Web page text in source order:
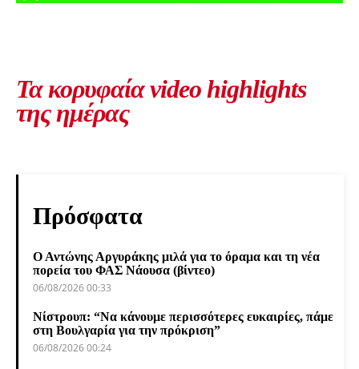
Τα κορυφαία video highlights
της ημέρας
Πρόσφατα
Ο Αντώνης Αργυράκης μιλά για το όραμα και τη νέα
πορεία του ΦΑΣ Νάουσα (βίντεο)
06/08/2026 00:33
Νίστρουπ: “Να κάνουμε περισσότερες ευκαιρίες, πάμε
στη Βουλγαρία για την πρόκριση”
06/08/2026 00:24